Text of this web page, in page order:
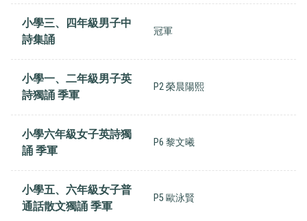
小學三、四年級男子中
詩集誦
冠軍
小學一、二年級男子英
詩獨誦 季軍
P2 榮晨陽熙
小學六年級女子英詩獨
誦 季軍
P6 黎文曦
小學五、六年級女子普
通話散文獨誦 季軍
P5 歐泳賢